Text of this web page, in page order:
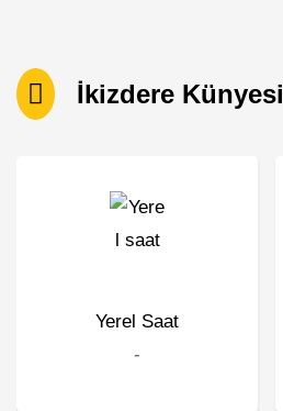
İkizdere Künyesi
Yerel Saat
-